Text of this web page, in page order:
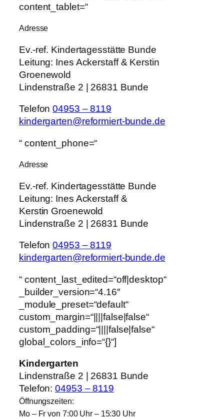
content_tablet=“
Adresse
Ev.-ref. Kindertagesstätte Bunde
Leitung: Ines Ackerstaff & Kerstin
Groenewold
Lindenstraße 2 | 26831 Bunde
Telefon04953 – 8119
kindergarten@reformiert-bunde.de
“ content_phone=“
Adresse
Ev.-ref. Kindertagesstätte Bunde
Leitung: Ines Ackerstaff &
Kerstin Groenewold
Lindenstraße 2 | 26831 Bunde
Telefon04953 – 8119
kindergarten@reformiert-bunde.de
“ content_last_edited=“off|desktop“
_builder_version=“4.16″
_module_preset=“default“
custom_margin=“||||false|false“
custom_padding=“||||false|false“
global_colors_info=“{}“]
Kindergarten
Lindenstraße 2 | 26831 Bunde
Telefon:04953 – 8119
Öffnungszeiten:
Mo – Fr von 7:00 Uhr – 15:30 Uhr